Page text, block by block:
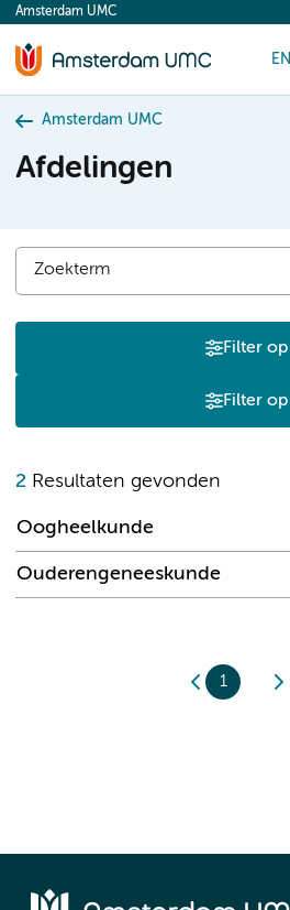
content
Amsterdam UMC
EN
Amsterdam UMC
Afdelingen
Filter op
Filter op
2 Resultaten gevonden
Oogheelkunde
Ouderengeneeskunde
1